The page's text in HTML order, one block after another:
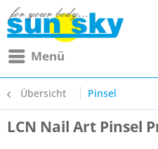
Menü
Übersicht Pinsel
LCN Nail Art Pinsel